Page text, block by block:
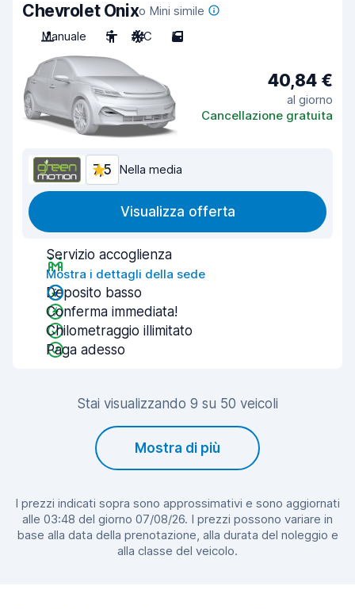
Chevrolet Onixo Mini simile
Manuale
5 A/C 5
40,84 €
al giorno
Cancellazione gratuita
7,5 Nella media
Visualizza offerta
Servizio accoglienza
Mostra i dettagli della sede
Deposito basso
Conferma immediata!
Chilometraggio illimitato
Paga adesso
Stai visualizzando 9 su 50 veicoli
Mostra di più
I prezzi indicati sopra sono approssimativi e sono aggiornati
alle 03:48 del giorno 07/08/26. I prezzi possono variare in
base alla data della prenotazione, alla durata del noleggio e
alla classe del veicolo.